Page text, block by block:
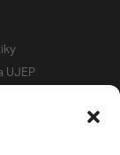
UJEP
podpory